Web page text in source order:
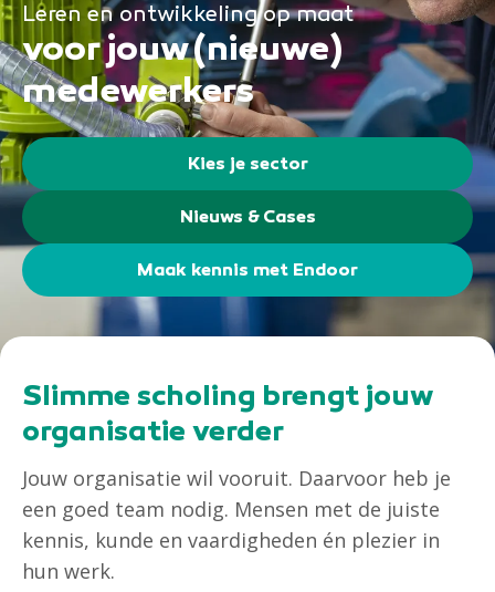
Leren en ontwikkeling op maat
voor jouw (nieuwe)
medewerkers
Kies je sector
Nieuws & Cases
Maak kennis met Endoor
Slimme scholing brengt jouw
organisatie verder
Jouw organisatie wil vooruit. Daarvoor heb je
een goed team nodig. Mensen met de juiste
kennis, kunde en vaardigheden én plezier in
hun werk.